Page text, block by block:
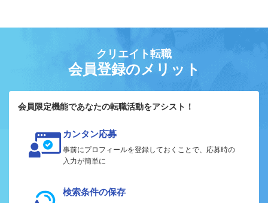
クリエイト転職
会員登録のメリット
会員限定機能であなたの転職活動をアシスト！
カンタン応募
事前にプロフィールを登録しておくことで、応募時の
入力が簡単に
検索条件の保存